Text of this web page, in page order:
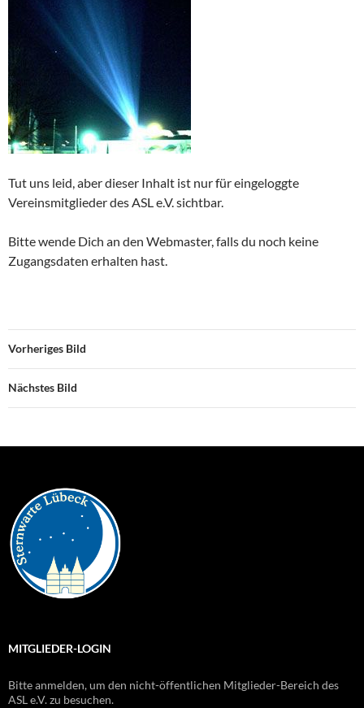
Tut uns leid, aber dieser Inhalt ist nur für eingeloggte
Vereinsmitglieder des ASL e.V. sichtbar.
Bitte wende Dich an den Webmaster, falls du noch keine
Zugangsdaten erhalten hast.
Vorheriges Bild
Nächstes Bild
MITGLIEDER-LOGIN
Bitte anmelden, um den nicht-öffentlichen Mitglieder-Bereich des
ASL e.V. zu besuchen.